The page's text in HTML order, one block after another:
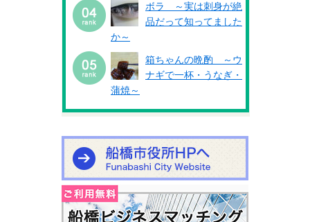
ボラ ～実は刺身が絶
品だって知ってました
か～
箱ちゃんの晩酌 ～ウ
ナギで一杯・うなぎ・
蒲焼～